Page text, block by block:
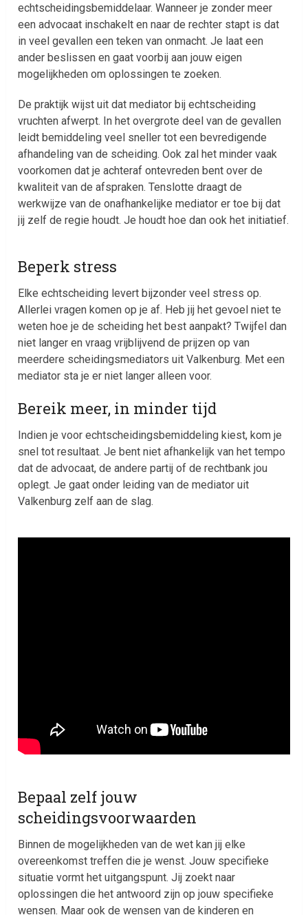
echtscheidingsbemiddelaar. Wanneer je zonder meer
een advocaat inschakelt en naar de rechter stapt is dat
in veel gevallen een teken van onmacht. Je laat een
ander beslissen en gaat voorbij aan jouw eigen
mogelijkheden om oplossingen te zoeken.
De praktijk wijst uit dat mediator bij echtscheiding
vruchten afwerpt. In het overgrote deel van de gevallen
leidt bemiddeling veel sneller tot een bevredigende
afhandeling van de scheiding. Ook zal het minder vaak
voorkomen dat je achteraf ontevreden bent over de
kwaliteit van de afspraken. Tenslotte draagt de
werkwijze van de onafhankelijke mediator er toe bij dat
jij zelf de regie houdt. Je houdt hoe dan ook het initiatief.
Beperk stress
Elke echtscheiding levert bijzonder veel stress op.
Allerlei vragen komen op je af. Heb jij het gevoel niet te
weten hoe je de scheiding het best aanpakt? Twijfel dan
niet langer en vraag vrijblijvend de prijzen op van
meerdere scheidingsmediators uit Valkenburg. Met een
mediator sta je er niet langer alleen voor.
Bereik meer, in minder tijd
Indien je voor echtscheidingsbemiddeling kiest, kom je
snel tot resultaat. Je bent niet afhankelijk van het tempo
dat de advocaat, de andere partij of de rechtbank jou
oplegt. Je gaat onder leiding van de mediator uit
Valkenburg zelf aan de slag.
Bepaal zelf jouw
scheidingsvoorwaarden
Binnen de mogelijkheden van de wet kan jij elke
overeenkomst treffen die je wenst. Jouw specifieke
situatie vormt het uitgangspunt. Jij zoekt naar
oplossingen die het antwoord zijn op jouw specifieke
wensen. Maar ook de wensen van de kinderen en